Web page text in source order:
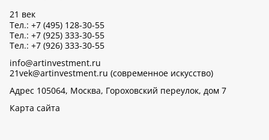
21 век
Тел.: +7 (495) 128-30-55
Тел.: +7 (925) 333-30-55
Тел.: +7 (926) 333-30-55
info@artinvestment.ru
21vek@artinvestment.ru (современное искусство)
Адрес 105064, Москва, Гороховский переулок, дом 7
Карта сайта